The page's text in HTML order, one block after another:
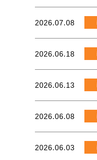
2026.07.08
2026.06.18
2026.06.13
2026.06.08
2026.06.03